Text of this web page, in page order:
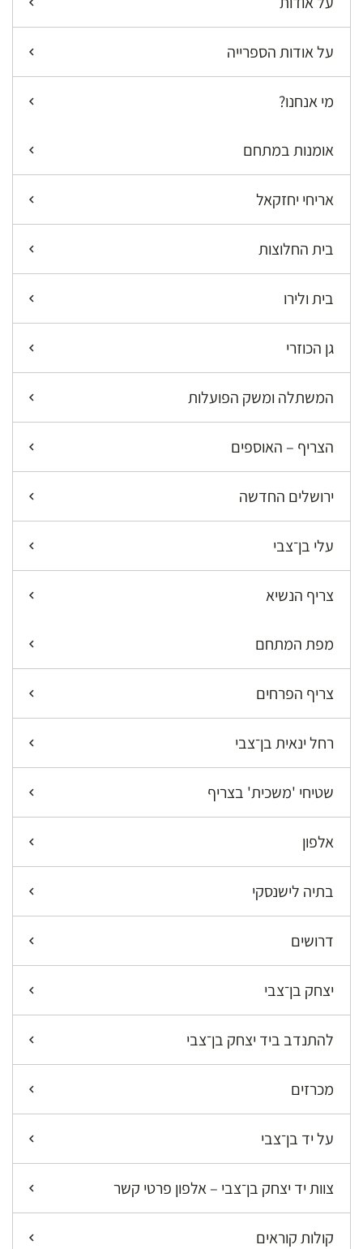
על אודות הספרייה
מי אנחנו?
אומנות במתחם
אריחי יחזקאל
בית החלוצות
בית ולירו
גן הכוזרי
המשתלה ומשק הפועלות
הצריף – האוספים
ירושלים החדשה
עלי בן־צבי
צריף הנשיא
מפת המתחם
צריף הפרחים
רחל ינאית בן־צבי
שטיחי 'משכית' בצריף
אלפון
בתיה לישנסקי
דרושים
יצחק בן־צבי
להתנדב ביד יצחק בן־צבי
מכרזים
על יד בן־צבי
צוות יד יצחק בן־צבי – אלפון פרטי קשר
קולות קוראים